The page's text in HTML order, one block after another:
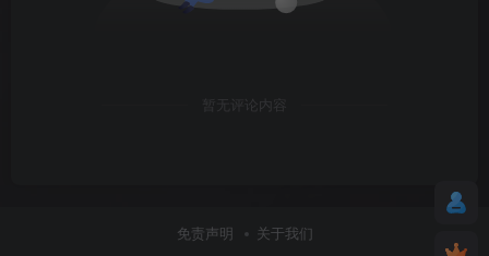
暂无评论内容
免责声明 关于我们